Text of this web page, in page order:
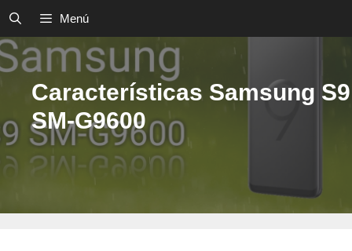
Saltar
contenido
Menú
Características Samsung S9
SM-G9600